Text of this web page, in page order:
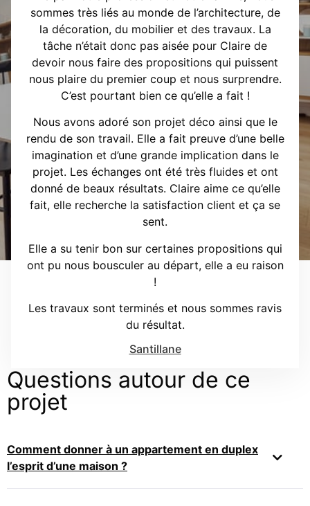
sommes très liés au monde de l’architecture, de
la décoration, du mobilier et des travaux. La
tâche n’était donc pas aisée pour Claire de
devoir nous faire des propositions qui puissent
nous plaire du premier coup et nous surprendre.
C’est pourtant bien ce qu’elle a fait !
Nous avons adoré son projet déco ainsi que le
rendu de son travail. Elle a fait preuve d’une belle
imagination et d’une grande implication dans le
projet. Les échanges ont été très fluides et ont
donné de beaux résultats. Claire aime ce qu’elle
fait, elle recherche la satisfaction client et ça se
sent.
Elle a su tenir bon sur certaines propositions qui
ont pu nous bousculer au départ, elle a eu raison
!
Les travaux sont terminés et nous sommes ravis
du résultat.
Santillane
Questions autour de ce
projet
Comment donner à un appartement en duplex
l’esprit d’une maison ?